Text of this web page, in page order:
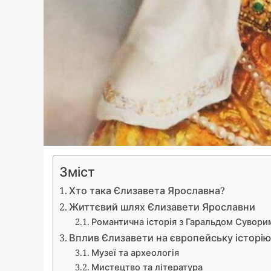
Зміст
Хто така Єлизавета Ярославна?
Життєвий шлях Єлизавети Ярославни
Романтична історія з Гаральдом
Вплив Єлизавети на європейську історію
Музеї та археологія
Мистецтво та література